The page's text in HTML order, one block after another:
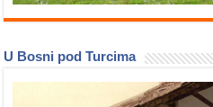
U Bosni pod Turcima